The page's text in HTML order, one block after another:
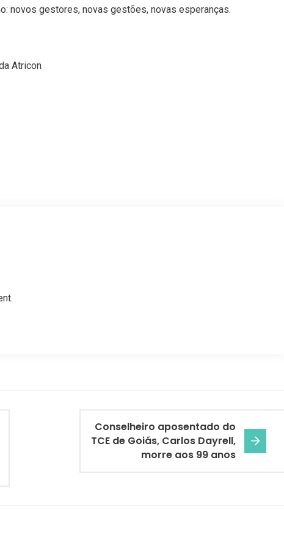
novos gestores, novas gestões, novas esperanças.
Atricon
Conselheiro aposentado do
TCE de Goiás, Carlos Dayrell,
morre aos 99 anos